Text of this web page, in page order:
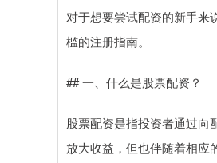
对于想要尝试配资的新手来
槛的注册指南。
## 一、什么是股票配资？
股票配资是指投资者通过向
放大收益，但也伴随着相应